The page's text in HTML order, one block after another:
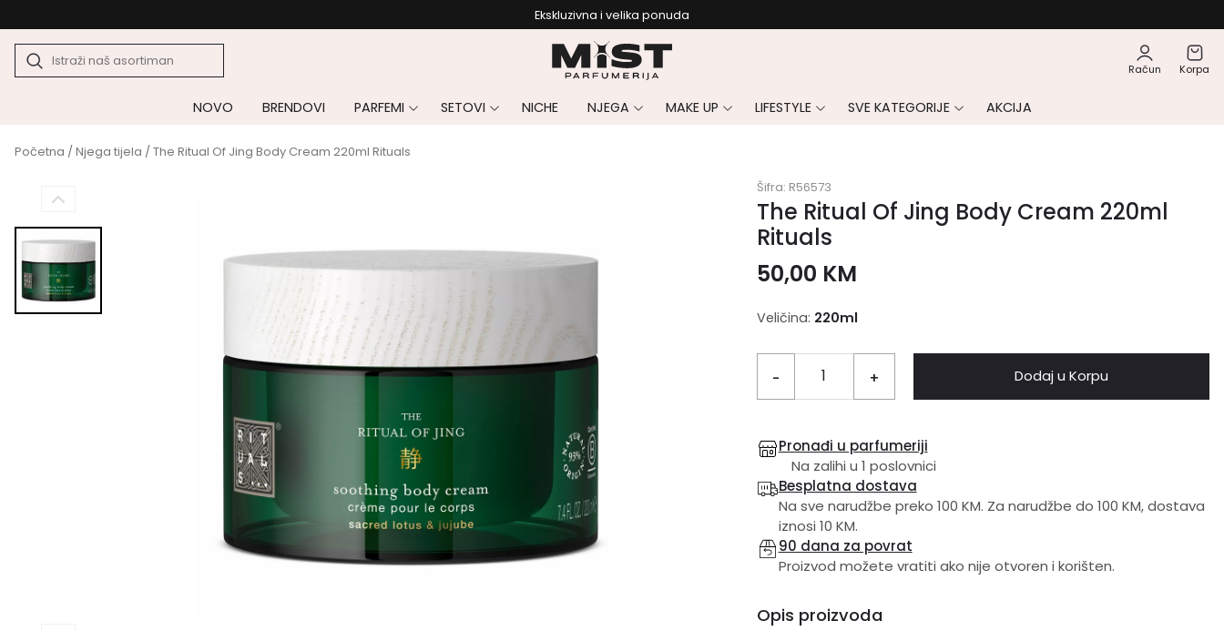
Ekskluzivna i velika ponuda
Račun Korpa
NOVO BRENDOVI PARFEMI SETOVI NICHE NJEGA MAKE UP LIFESTYLE SVE KATEGORIJE AKCIJA
Početna /Njega tijela / The Ritual Of Jing Body Cream 220ml Rituals
Šifra: R56573
The Ritual Of Jing Body Cream 220ml
Rituals
50,00 KM
Veličina: 220ml
- + Dodaj u Korpu
Pronađi u parfumeriji
Na zalihi u 1 poslovnici
Besplatna dostava
Na sve narudžbe preko 100 KM. Za narudžbe do 100 KM, dostava
iznosi 10 KM.
90 dana za povrat
Proizvod možete vratiti ako nije otvoren i korišten.
Opis proizvoda